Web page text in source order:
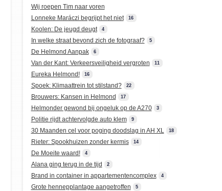
Wij roepen Tim naar voren
Lonneke Maráczi begrijpt het niet
16
Koolen: De jeugd deugt 4
In welke straat bevond zich de fotograaf? 5
De Helmond Aanpak 6
Van der Kant: Verkeersveiligheid vergroten 11
Eureka Helmond! 16
Spoek: Klimaattrein tot stilstand? 22
Brouwers: Kansen in Helmond 17
Helmonder gewond bij ongeluk op de A270 3
Politie rijdt achtervolgde auto klem 9
30 Maanden cel voor poging doodslag in AH XL 18
Rieter: Spookhuizen zonder kermis 14
De Moeite waard! 4
Alana ging terug in de tijd 2
Brand in container in appartementencomplex 4
Grote hennepplantage aangetroffen 5